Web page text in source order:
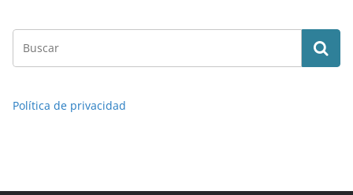
Política de privacidad